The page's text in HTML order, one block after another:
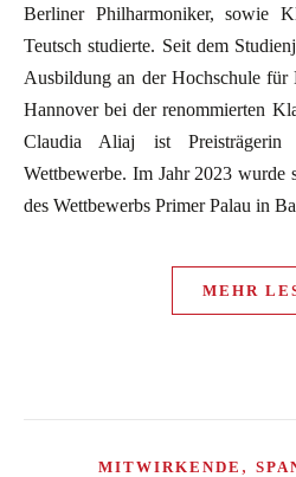
Berliner Philharmoniker, sowie
Teutsch studierte. Seit dem
Ausbildung an der Hochschule
Hannover bei der renommierten
Claudia Aliaj ist Preisträgerin
Wettbewerbe. Im Jahr 2023 wurde
des Wettbewerbs Primer Palau in
MEHR
MITWIRKENDE ,